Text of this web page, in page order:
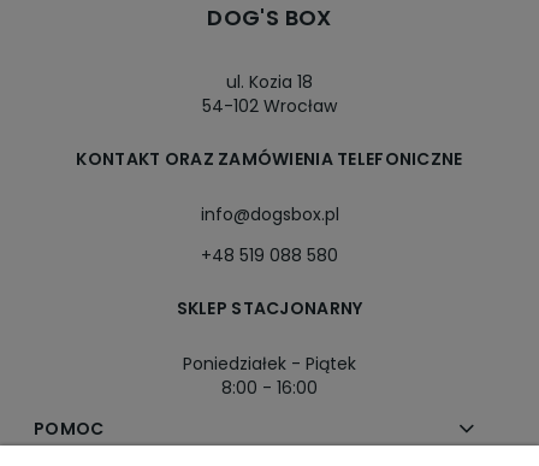
DOG'S BOX
ul. Kozia 18
54-102 Wrocław
KONTAKT ORAZ ZAMÓWIENIA TELEFONICZNE
info@dogsbox.pl
+48 519 088 580
SKLEP STACJONARNY
Poniedziałek - Piątek
8:00 - 16:00
POMOC